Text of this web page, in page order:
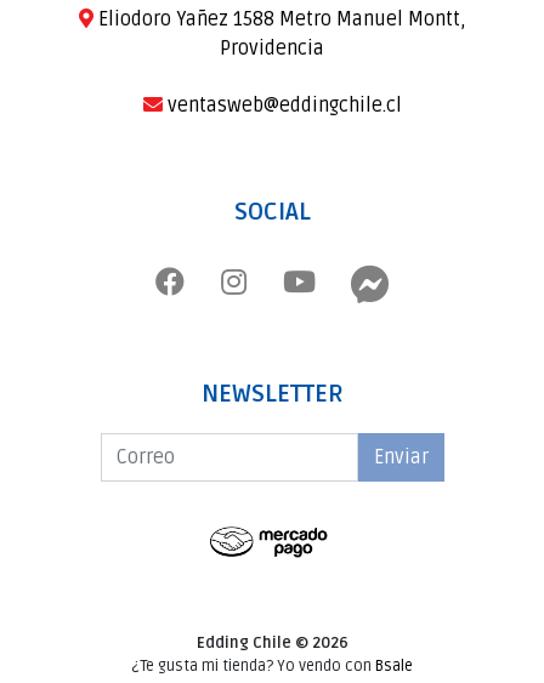
Eliodoro Yañez 1588 Metro Manuel Montt,
Providencia
ventasweb@eddingchile.cl
SOCIAL
NEWSLETTER
Enviar
Edding Chile © 2026
¿Te gusta mi tienda? Yo vendo con Bsale